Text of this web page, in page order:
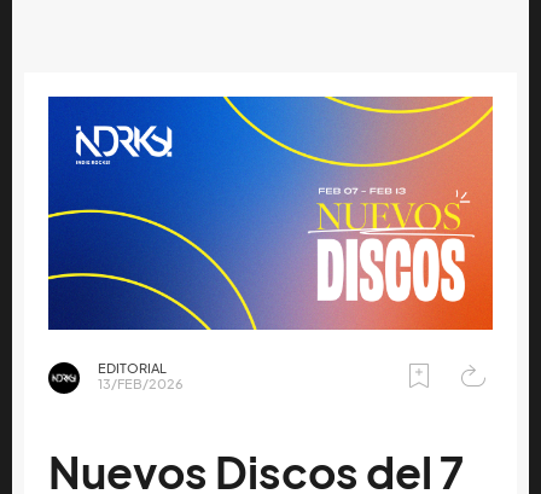
EDITORIAL
13/FEB/2026
Nuevos Discos del 7